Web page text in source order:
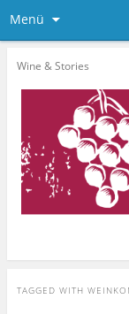
Menü
Wine & Stories
TAGGED WITH